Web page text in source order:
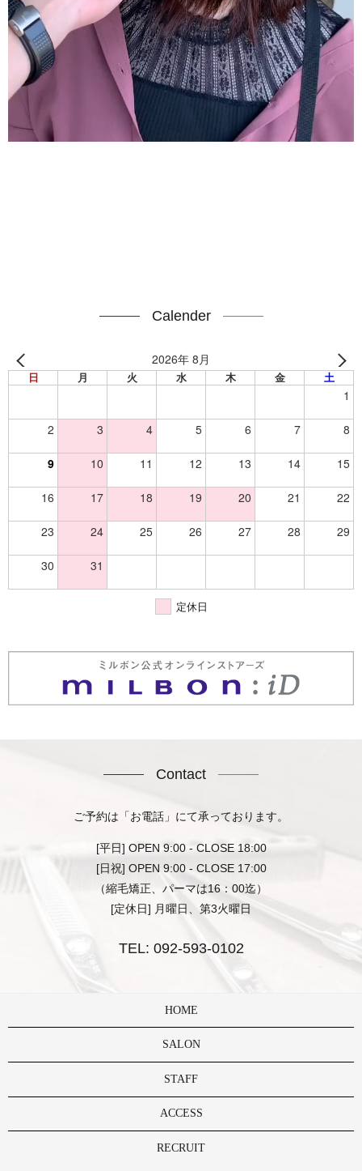
Calender
2026年 8月
日 月 火 水 木 金 土
1
2 3 4 5 6 7 8
9 10 11 12 13 14 15
16 17 18 19 20 21 22
23 24 25 26 27 28 29
30 31
定休日
Contact
ご予約は「お電話」にて承っております。
[平日] OPEN 9:00 - CLOSE 18:00
[日祝] OPEN 9:00 - CLOSE 17:00
（縮毛矯正、パーマは16：00迄）
[定休日] 月曜日、第3火曜日
TEL: 092-593-0102
HOME
SALON
STAFF
ACCESS
RECRUIT